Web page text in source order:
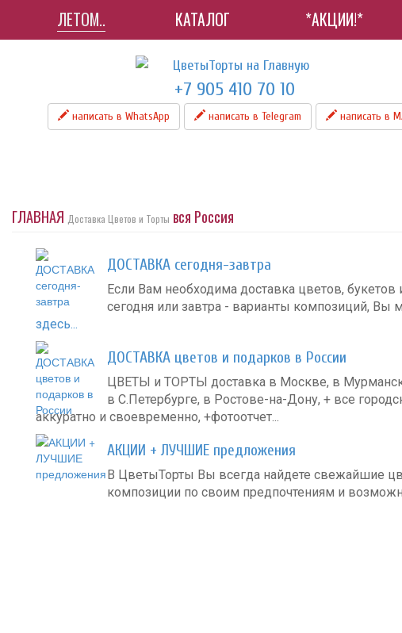
ЛЕТОМ.. КАТАЛОГ *АКЦИИ!*
+7 905 410 70 10
написать в WhatsApp написать в Telegram написать в
ГЛАВНАЯ Доставка Цветов и Торты вся Россия
ДОСТАВКА сегодня-завтра
Если Вам необходима доставка цветов, букетов
сегодня или завтра - варианты композиций, Вы
здесь...
ДОСТАВКА цветов и подарков в России
ЦВЕТЫ и ТОРТЫ доставка в Москве, в
в С.Петербурге, в Ростове-на-Дону, + все
аккуратно и своевременно, +фотоотчет...
АКЦИИ + ЛУЧШИЕ предложения
В ЦветыТорты Вы всегда найдете свежайшие
композиции по своим предпочтениям и